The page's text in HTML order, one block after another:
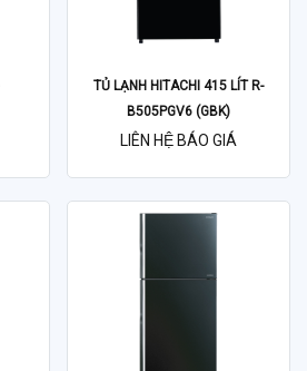
TỦ LẠNH HITACHI 415 LÍT R-
B505PGV6 (GBK)
LIÊN HỆ BÁO GIÁ